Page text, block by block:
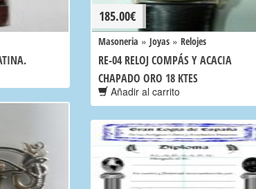
185.00€
Masoneria » Joyas » Relojes
RE-04 RELOJ COMPÁS Y ACACIA
CHAPADO ORO 18 KTES
Añadir al carrito